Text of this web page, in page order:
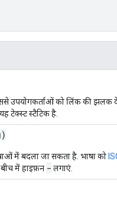
उपयोगकर्ताओं को लिंक की
. यह टेक्स्ट स्टैटिक है.
में बदला जा सकता है. भाषा को
में हाइफ़न - लगाएं.